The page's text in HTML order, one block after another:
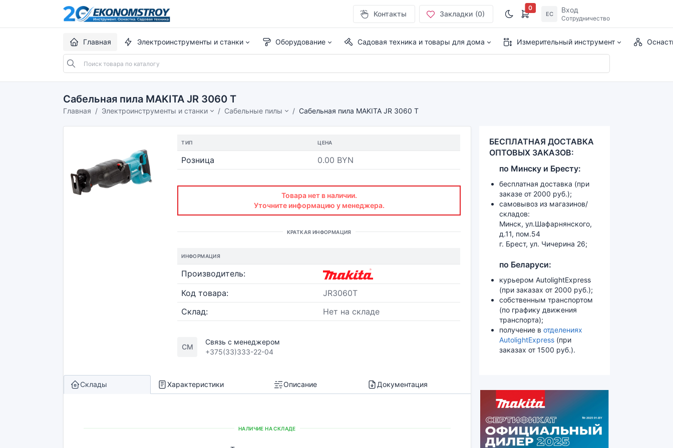
Контакты Закладки (0)
0
ЕС Вход
Сотрудничество
Главная Электроинструменты и станки Оборудование Садовая техника и товары для дома Измерительный инструмент
Сабельная пила MAKITA JR 3060 T
Главная Электроинструменты и станки Сабельные пилы Сабельная пила MAKITA JR 3060 T
ТИП ЦЕНА
Розница 0.00 BYN
Товара нет в наличии.
Уточните информацию у менеджера.
КРАТКАЯ ИНФОРМАЦИЯ
ИНФОРМАЦИЯ
Производитель:
Код товара:
JR3060T
Склад:
Нет на складе
СМ
Связь с менеджером
+375(33)333-22-04
Склады Характеристики Описание Документация
НАЛИЧИЕ НА СКЛАДЕ
БЕСПЛАТНАЯ ДОСТАВКА
ОПТОВЫХ ЗАКАЗОВ:
по Минску и Бресту:
бесплатная доставка (при
заказе от 2000 руб.);
самовывоз из магазинов/
складов:
Минск, ул.Шафарнянского,
д.11, пом.54
г. Брест, ул. Чичерина 26;
по Беларуси:
курьером AutolightExpress
(при заказах от 2000 руб.);
собственным транспортом
(по графику движения
транспорта);
получение в отделениях
AutolightExpress (при
заказах от 1500 руб.).